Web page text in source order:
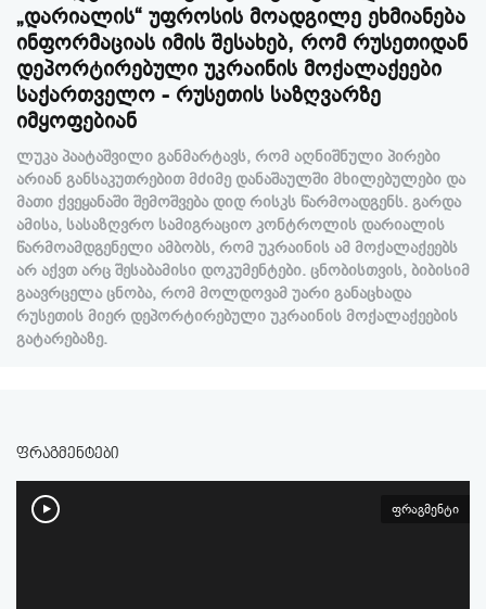
„დარიალის“ უფროსის მოადგილე ეხმიანება
ინფორმაციას იმის შესახებ, რომ რუსეთიდან
დეპორტირებული უკრაინის მოქალაქეები
საქართველო - რუსეთის საზღვარზე
იმყოფებიან
ლუკა პაატაშვილი განმარტავს, რომ აღნიშნული პირები
არიან განსაკუთრებით მძიმე დანაშაულში მხილებულები და
მათი ქვეყანაში შემოშვება დიდ რისკს წარმოადგენს. გარდა
ამისა, სასაზღვრო სამიგრაციო კონტროლის დარიალის
წარმოამდგენელი ამბობს, რომ უკრაინის ამ მოქალაქეებს
არ აქვთ არც შესაბამისი დოკუმენტები. ცნობისთვის, ბიბისიმ
გაავრცელა ცნობა, რომ მოლდოვამ უარი განაცხადა
რუსეთის მიერ დეპორტირებული უკრაინის მოქალაქეების
გატარებაზე.
ფრაგმენტები
ფრაგმენტი